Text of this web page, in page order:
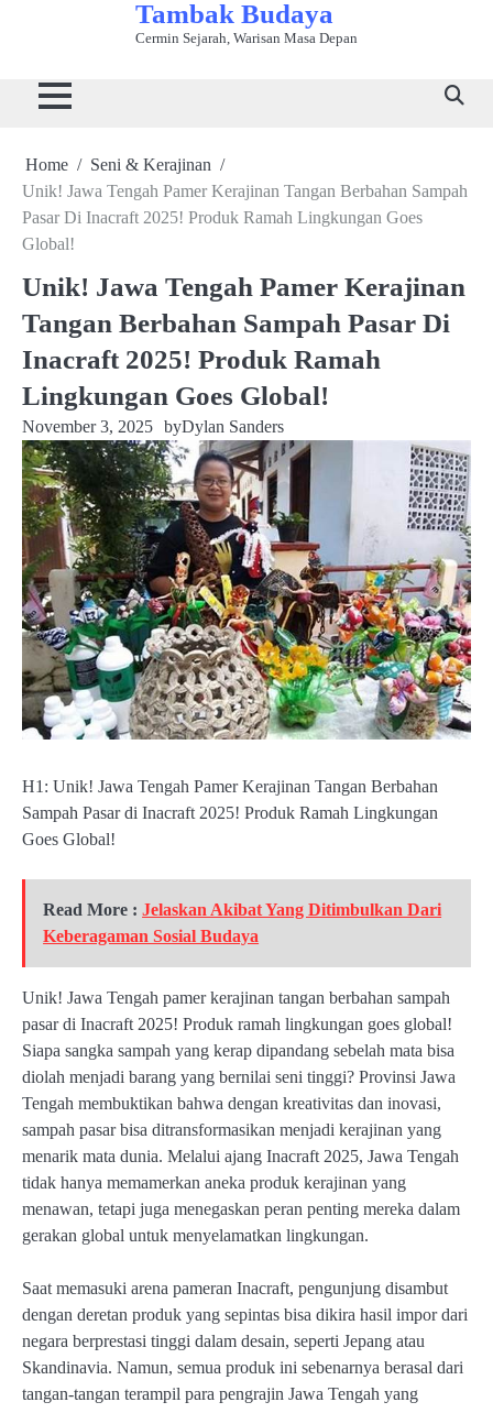
Tambak Budaya
Cermin Sejarah, Warisan Masa Depan
Home
Seni & Kerajinan
Unik! Jawa Tengah Pamer Kerajinan Tangan Berbahan Sampah
Pasar Di Inacraft 2025! Produk Ramah Lingkungan Goes
Global!
Unik! Jawa Tengah Pamer Kerajinan
Tangan Berbahan Sampah Pasar Di
Inacraft 2025! Produk Ramah
Lingkungan Goes Global!
November 3, 2025 byDylan Sanders
H1: Unik! Jawa Tengah Pamer Kerajinan Tangan Berbahan
Sampah Pasar di Inacraft 2025! Produk Ramah Lingkungan
Goes Global!
Read More :Jelaskan Akibat Yang Ditimbulkan Dari
Keberagaman Sosial Budaya
Unik! Jawa Tengah pamer kerajinan tangan berbahan sampah
pasar di Inacraft 2025! Produk ramah lingkungan goes global!
Siapa sangka sampah yang kerap dipandang sebelah mata bisa
diolah menjadi barang yang bernilai seni tinggi? Provinsi Jawa
Tengah membuktikan bahwa dengan kreativitas dan inovasi,
sampah pasar bisa ditransformasikan menjadi kerajinan yang
menarik mata dunia. Melalui ajang Inacraft 2025, Jawa Tengah
tidak hanya memamerkan aneka produk kerajinan yang
menawan, tetapi juga menegaskan peran penting mereka dalam
gerakan global untuk menyelamatkan lingkungan.
Saat memasuki arena pameran Inacraft, pengunjung disambut
dengan deretan produk yang sepintas bisa dikira hasil impor dari
negara berprestasi tinggi dalam desain, seperti Jepang atau
Skandinavia. Namun, semua produk ini sebenarnya berasal dari
tangan-tangan terampil para pengrajin Jawa Tengah yang